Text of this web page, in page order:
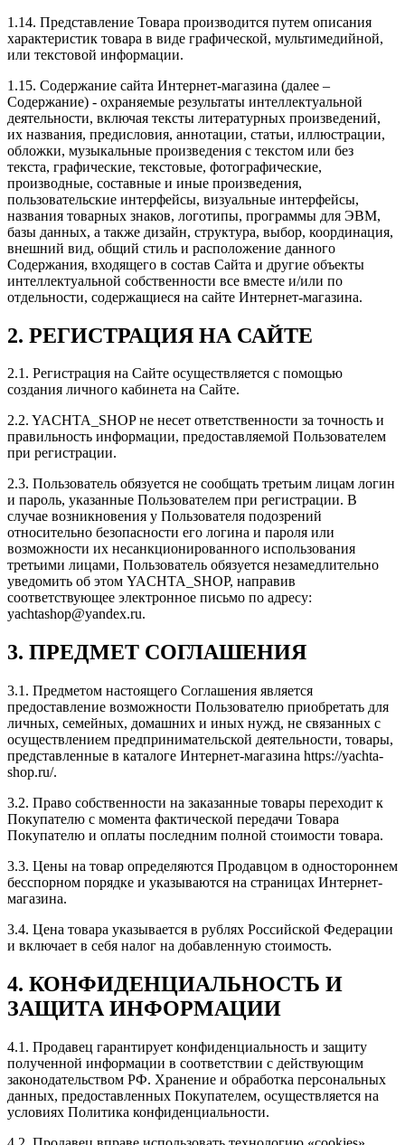
1.14. Представление Товара производится путем описания
характеристик товара в виде графической, мультимедийной,
или текстовой информации.
1.15. Содержание сайта Интернет-магазина (далее –
Содержание) - охраняемые результаты интеллектуальной
деятельности, включая тексты литературных произведений,
их названия, предисловия, аннотации, статьи, иллюстрации,
обложки, музыкальные произведения с текстом или без
текста, графические, текстовые, фотографические,
производные, составные и иные произведения,
пользовательские интерфейсы, визуальные интерфейсы,
названия товарных знаков, логотипы, программы для ЭВМ,
базы данных, а также дизайн, структура, выбор, координация,
внешний вид, общий стиль и расположение данного
Содержания, входящего в состав Сайта и другие объекты
интеллектуальной собственности все вместе и/или по
отдельности, содержащиеся на сайте Интернет-магазина.
2. РЕГИСТРАЦИЯ НА САЙТЕ
2.1. Регистрация на Сайте осуществляется с помощью
создания личного кабинета на Сайте.
2.2. YACHTA_SHOP не несет ответственности за точность и
правильность информации, предоставляемой Пользователем
при регистрации.
2.3. Пользователь обязуется не сообщать третьим лицам логин
и пароль, указанные Пользователем при регистрации. В
случае возникновения у Пользователя подозрений
относительно безопасности его логина и пароля или
возможности их несанкционированного использования
третьими лицами, Пользователь обязуется незамедлительно
уведомить об этом YACHTA_SHOP, направив
соответствующее электронное письмо по адресу:
yachtashop@yandex.ru.
3. ПРЕДМЕТ СОГЛАШЕНИЯ
3.1. Предметом настоящего Соглашения является
предоставление возможности Пользователю приобретать для
личных, семейных, домашних и иных нужд, не связанных с
осуществлением предпринимательской деятельности, товары,
представленные в каталоге Интернет-магазина https://yachta-
shop.ru/.
3.2. Право собственности на заказанные товары переходит к
Покупателю с момента фактической передачи Товара
Покупателю и оплаты последним полной стоимости товара.
3.3. Цены на товар определяются Продавцом в одностороннем
бесспорном порядке и указываются на страницах Интернет-
магазина.
3.4. Цена товара указывается в рублях Российской Федерации
и включает в себя налог на добавленную стоимость.
4. КОНФИДЕНЦИАЛЬНОСТЬ И
ЗАЩИТА ИНФОРМАЦИИ
4.1. Продавец гарантирует конфиденциальность и защиту
полученной информации в соответствии с действующим
законодательством РФ. Хранение и обработка персональных
данных, предоставленных Покупателем, осуществляется на
условиях Политика конфиденциальности.